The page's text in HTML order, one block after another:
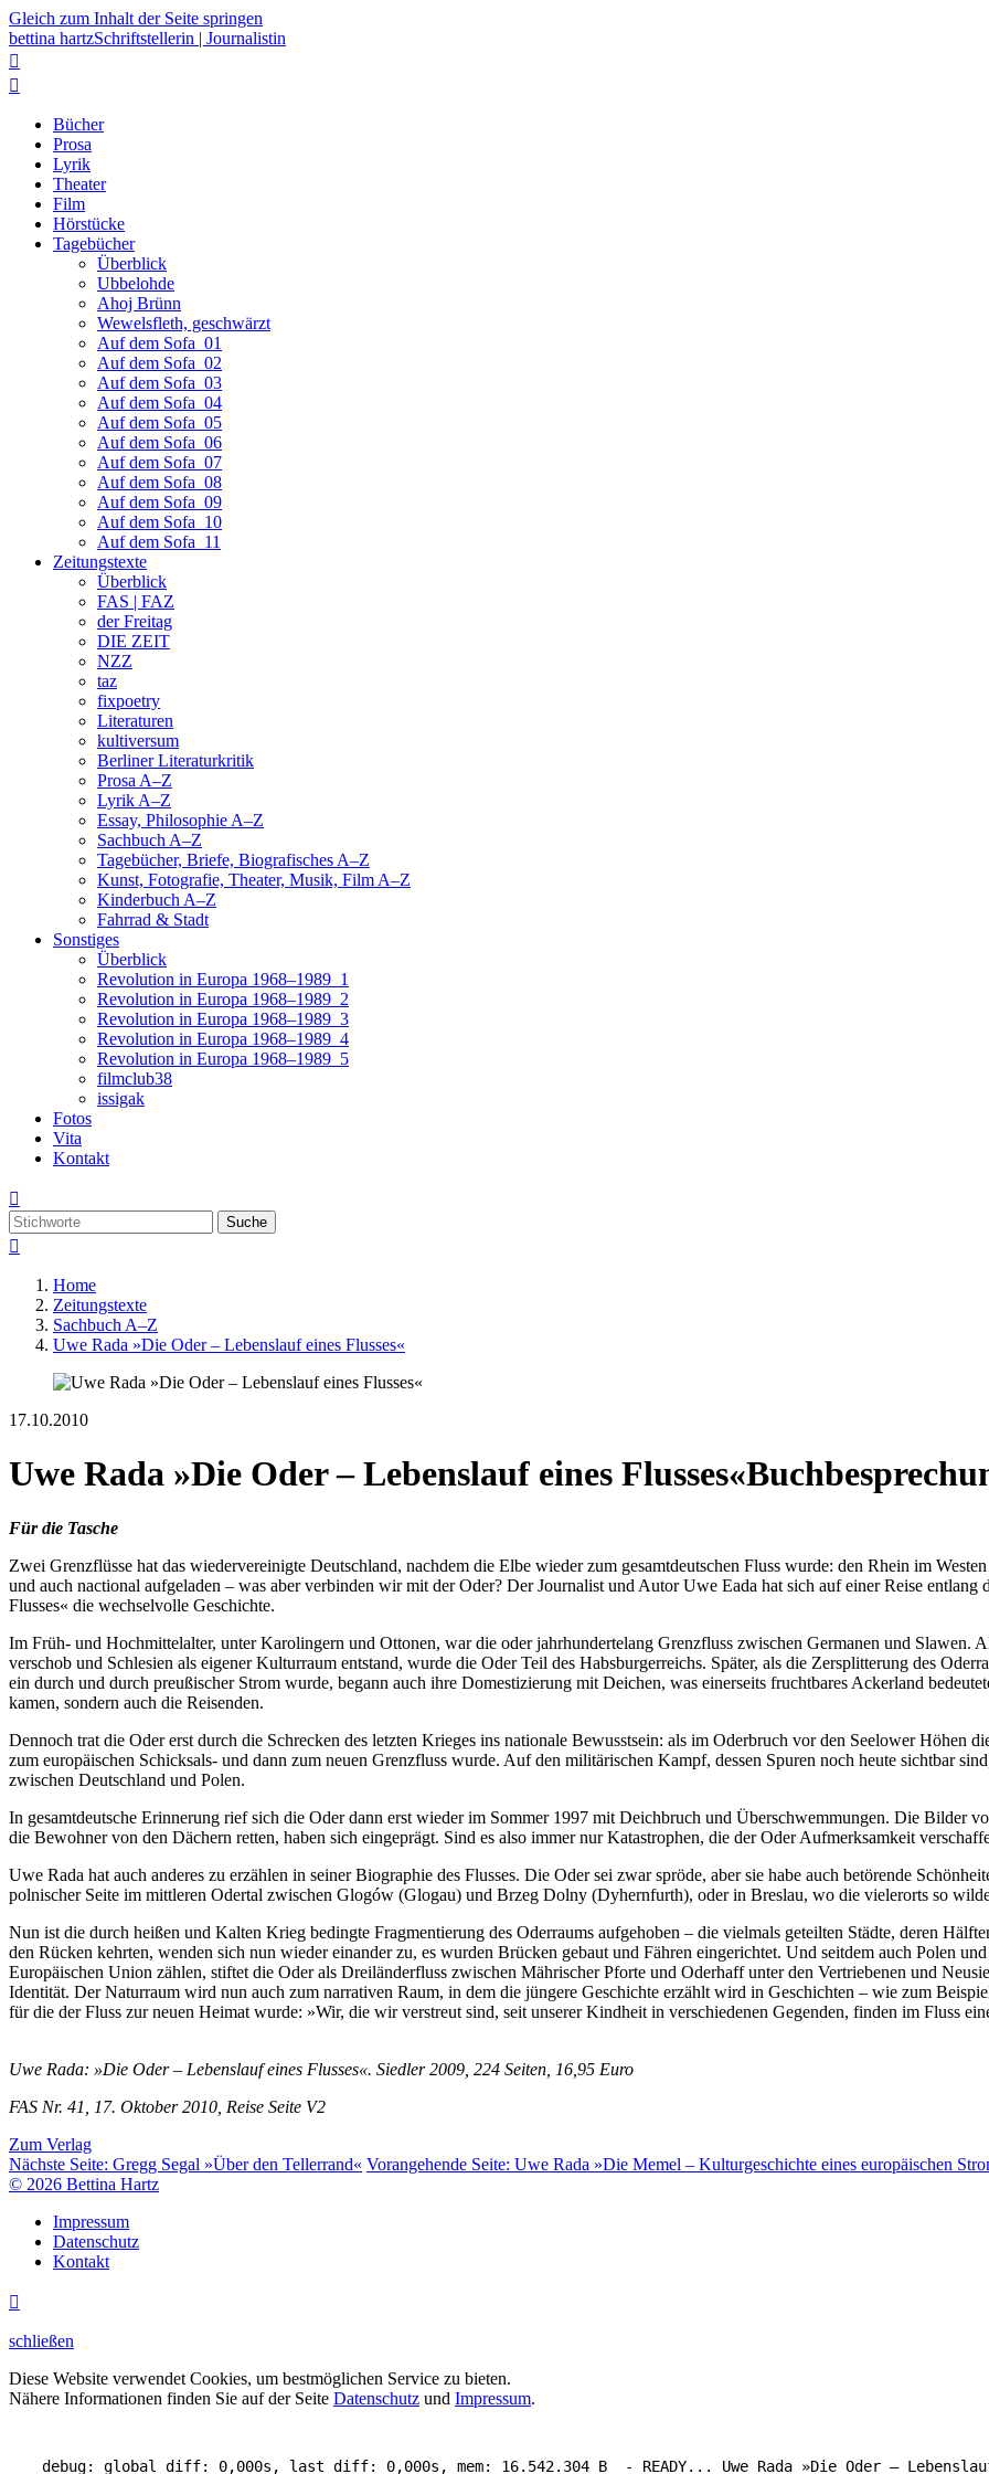
Gleich zum Inhalt der Seite springen
bettina hartzSchriftstellerin | Journalistin


Bücher
Prosa
Lyrik
Theater
Film
Hörstücke
Tagebücher
Überblick
Ubbelohde
Ahoj Brünn
Wewelsfleth, geschwärzt
Auf dem Sofa_01
Auf dem Sofa_02
Auf dem Sofa_03
Auf dem Sofa_04
Auf dem Sofa_05
Auf dem Sofa_06
Auf dem Sofa_07
Auf dem Sofa_08
Auf dem Sofa_09
Auf dem Sofa_10
Auf dem Sofa_11
Zeitungstexte
Überblick
FAS | FAZ
der Freitag
DIE ZEIT
NZZ
taz
fixpoetry
Literaturen
kultiversum
Berliner Literaturkritik
Prosa A–Z
Lyrik A–Z
Essay, Philosophie A–Z
Sachbuch A–Z
Tagebücher, Briefe, Biografisches A–Z
Kunst, Fotografie, Theater, Musik, Film A–Z
Kinderbuch A–Z
Fahrrad & Stadt
Sonstiges
Überblick
Revolution in Europa 1968–1989_1
Revolution in Europa 1968–1989_2
Revolution in Europa 1968–1989_3
Revolution in Europa 1968–1989_4
Revolution in Europa 1968–1989_5
filmclub38
issigak
Fotos
Vita
Kontakt

Suche

Home
Zeitungstexte
Sachbuch A–Z
Uwe Rada »Die Oder – Lebenslauf eines Flusses«
17.10.2010
Uwe Rada »Die Oder – Lebenslauf eines Flusses«
Für die Tasche
Zwei Grenzflüsse hat das wiedervereinigte Deutschland, nachdem die Elbe wieder zum gesamtdeutschen Fluss wurde: den Rhein im
und auch nactional aufgeladen – was aber verbinden wir mit der Oder? Der Journalist und Autor Uwe Eada hat sich auf einer Reise entlang
Flusses« die wechselvolle Geschichte.
Im Früh- und Hochmittelalter, unter Karolingern und Ottonen, war die oder jahrhundertelang Grenzfluss zwischen Germanen und Slawen.
verschob und Schlesien als eigener Kulturraum entstand, wurde die Oder Teil des Habsburgerreichs. Später, als die Zersplitterung des
ein durch und durch preußischer Strom wurde, begann auch ihre Domestizierung mit Deichen, was einerseits fruchtbares Ackerland
kamen, sondern auch die Reisenden.
Dennoch trat die Oder erst durch die Schrecken des letzten Krieges ins nationale Bewusstsein: als im Oderbruch vor den Seelower Höhen
zum europäischen Schicksals- und dann zum neuen Grenzfluss wurde. Auf den militärischen Kampf, dessen Spuren noch heute sichtbar
zwischen Deutschland und Polen.
In gesamtdeutsche Erinnerung rief sich die Oder dann erst wieder im Sommer 1997 mit Deichbruch und Überschwemmungen. Die Bilder
die Bewohner von den Dächern retten, haben sich eingeprägt. Sind es also immer nur Katastrophen, die der Oder Aufmerksamkeit
Uwe Rada hat auch anderes zu erzählen in seiner Biographie des Flusses. Die Oder sei zwar spröde, aber sie habe auch betörende
polnischer Seite im mittleren Odertal zwischen Glogów (Glogau) und Brzeg Dolny (Dyhernfurth), oder in Breslau, wo die vielerorts so
Nun ist die durch heißen und Kalten Krieg bedingte Fragmentierung des Oderraums aufgehoben – die vielmals geteilten Städte, deren
den Rücken kehrten, wenden sich nun wieder einander zu, es wurden Brücken gebaut und Fähren eingerichtet. Und seitdem auch Polen
Europäischen Union zählen, stiftet die Oder als Dreiländerfluss zwischen Mährischer Pforte und Oderhaff unter den Vertriebenen und
Identität. Der Naturraum wird nun auch zum narrativen Raum, in dem die jüngere Geschichte erzählt wird in Geschichten – wie zum
für die der Fluss zur neuen Heimat wurde: »Wir, die wir verstreut sind, seit unserer Kindheit in verschiedenen Gegenden, finden im Fluss
Uwe Rada: »Die Oder – Lebenslauf eines Flusses«. Siedler 2009, 224 Seiten, 16,95 Euro
FAS Nr. 41, 17. Oktober 2010, Reise Seite V2
Zum Verlag
Nächste Seite: Gregg Segal »Über den Tellerrand« Vorangehende Seite: Uwe Rada »Die Memel – Kulturgeschichte eines europäischen
© 2026 Bettina Hartz
Impressum
Datenschutz
Kontakt

schließen
Diese Website verwendet Cookies, um bestmöglichen Service zu bieten.
Nähere Informationen finden Sie auf der Seite Datenschutz und Impressum.
debug: global diff: 0,000s, last diff: 0,000s, mem: 16.542.304 B  - READY... Uwe Rada »Die Oder –